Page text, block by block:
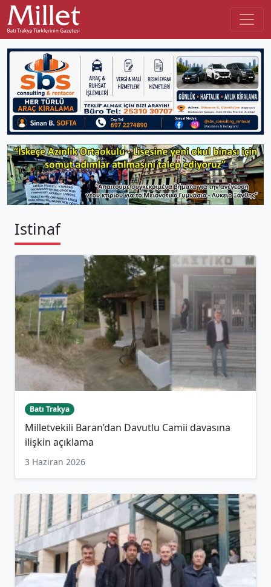
Istinaf
Batı Trakya
Milletvekili Baran’dan Davutlu Camii davasına
ilişkin açıklama
3 Haziran 2026